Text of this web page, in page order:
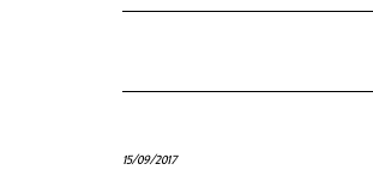
15/09/2017